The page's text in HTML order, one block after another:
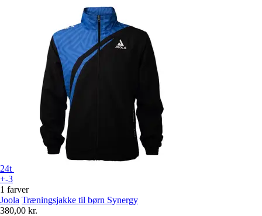
24t
+-3
1 farver
Joola Træningsjakke til børn Synergy
380,00 kr.